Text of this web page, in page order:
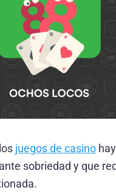
juegos de casino
sobriedad y que